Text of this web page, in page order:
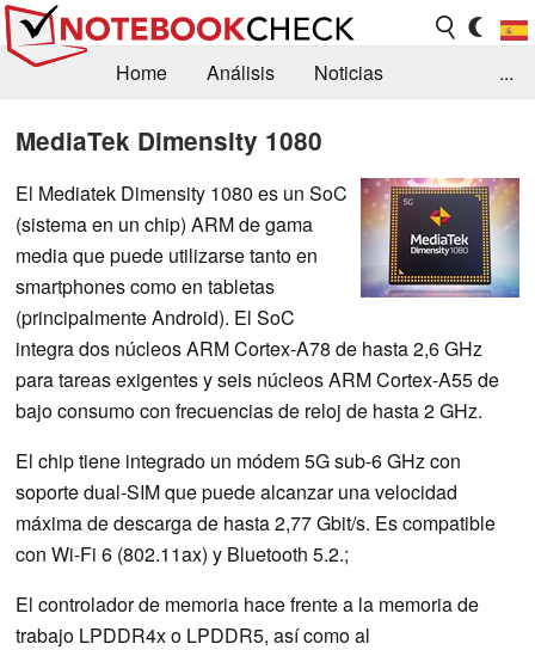
Home Análisis
Noticias
Contacto
...
MediaTek Dimensity 1080
El Mediatek Dimensity 1080 es un SoC
(sistema en un chip) ARM de gama
media que puede utilizarse tanto en
smartphones como en tabletas
(principalmente Android). El SoC
integra dos núcleos ARM Cortex-A78 de hasta 2,6 GHz
para tareas exigentes y seis núcleos ARM Cortex-A55 de
bajo consumo con frecuencias de reloj de hasta 2 GHz.
El chip tiene integrado un módem 5G sub-6 GHz con
soporte dual-SIM que puede alcanzar una velocidad
máxima de descarga de hasta 2,77 Gbit/s. Es compatible
con Wi-Fi 6 (802.11ax) y Bluetooth 5.2.;
El controlador de memoria hace frente a la memoria de
trabajo LPDDR4x o LPDDR5, así como al